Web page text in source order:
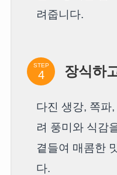
려줍니다.
STEP 장식하
다진 생강, 쪽파
려 풍미와 식감
곁들여 매콤한
다.